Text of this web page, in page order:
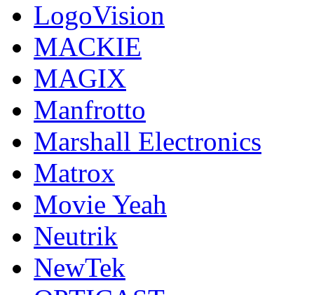
LogoVision
MACKIE
MAGIX
Manfrotto
Marshall Electronics
Matrox
Movie Yeah
Neutrik
NewTek